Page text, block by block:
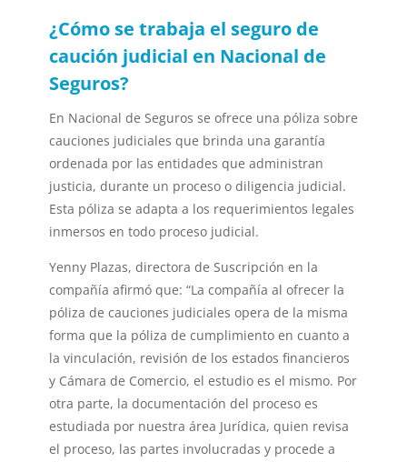
¿Cómo se trabaja el seguro de
caución judicial en Nacional de
Seguros?
En Nacional de Seguros se ofrece una póliza sobre
cauciones judiciales que brinda una garantía
ordenada por las entidades que administran
justicia, durante un proceso o diligencia judicial.
Esta póliza se adapta a los requerimientos legales
inmersos en todo proceso judicial.
Yenny Plazas, directora de Suscripción en la
compañía afirmó que: “La compañía al ofrecer la
póliza de cauciones judiciales opera de la misma
forma que la póliza de cumplimiento en cuanto a
la vinculación, revisión de los estados financieros
y Cámara de Comercio, el estudio es el mismo. Por
otra parte, la documentación del proceso es
estudiada por nuestra área Jurídica, quien revisa
el proceso, las partes involucradas y procede a